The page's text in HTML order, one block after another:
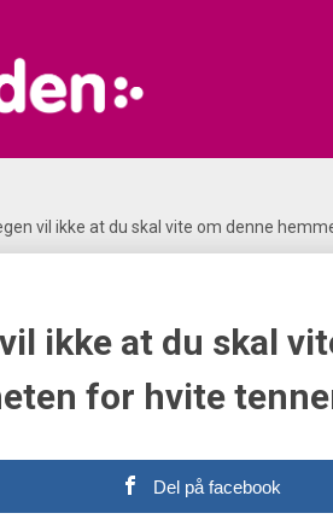
vil ikke at du skal vite om denne
ikke at du skal
for hvite
Del på facebook